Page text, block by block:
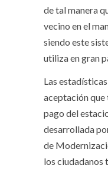
de tal manera
vecino en el
siendo este
utiliza en gran
Las
aceptación que
pago del
desarrollada
de
los ciudadanos